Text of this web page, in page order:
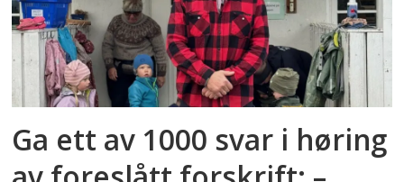
Ga ett av 1000 svar i høring